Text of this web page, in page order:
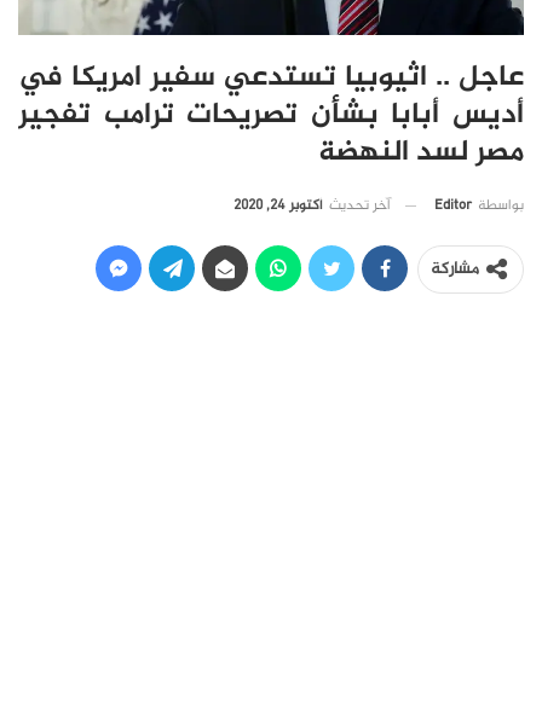
عاجل .. اثيوبيا تستدعي سفير امريكا في
أديس أبابا بشأن تصريحات ترامب تفجير
مصر لسد النهضة
بواسطة Editor آخر تحديث أكتوبر 24, 2020
مشاركة